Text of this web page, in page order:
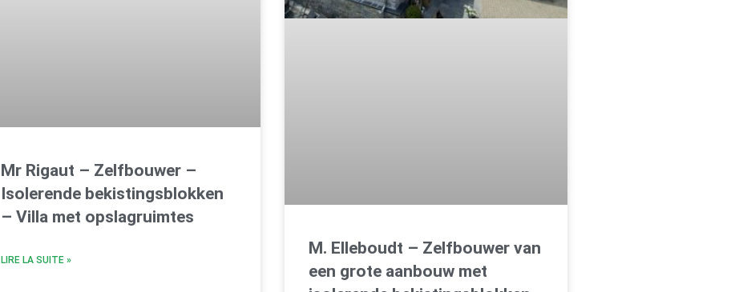
Mr Rigaut – Zelfbouwer –
Isolerende bekistingsblokken
– Villa met opslagruimtes
LIRE LA SUITE »
M. Elleboudt – Zelfbouwer van
een grote aanbouw met